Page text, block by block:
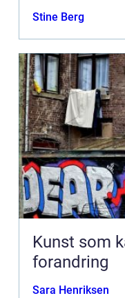
Stine Berg
Kunst som
forandring
Sara Henriksen